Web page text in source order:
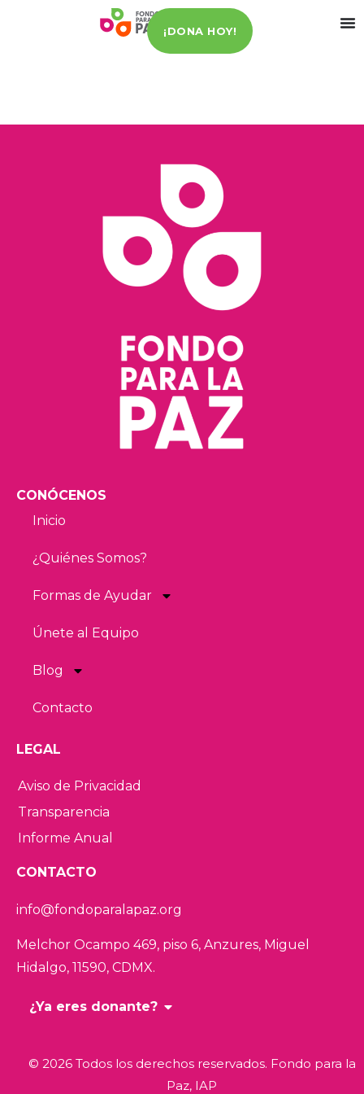
¡DONA HOY!
Medidas preventivas para reducir el riesgo de
CONÓCENOS
Inicio
¿Quiénes Somos?
Formas de Ayudar
Únete al Equipo
Blog
Contacto
LEGAL
Aviso de Privacidad
Transparencia
Informe Anual
CONTACTO
info@fondoparalapaz.org
Melchor Ocampo 469, piso 6, Anzures, Miguel
Hidalgo, 11590, CDMX.
¿Ya eres donante?
© 2026 Todos los derechos reservados. Fondo para la
Paz, IAP